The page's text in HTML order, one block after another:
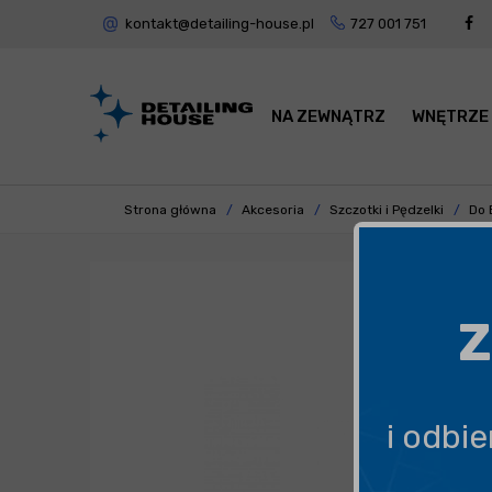
kontakt@detailing-house.pl 727 001 751
NA ZEWNĄTRZ WNĘTRZE
Strona główna Akcesoria Szczotki i Pędzelki Do
i